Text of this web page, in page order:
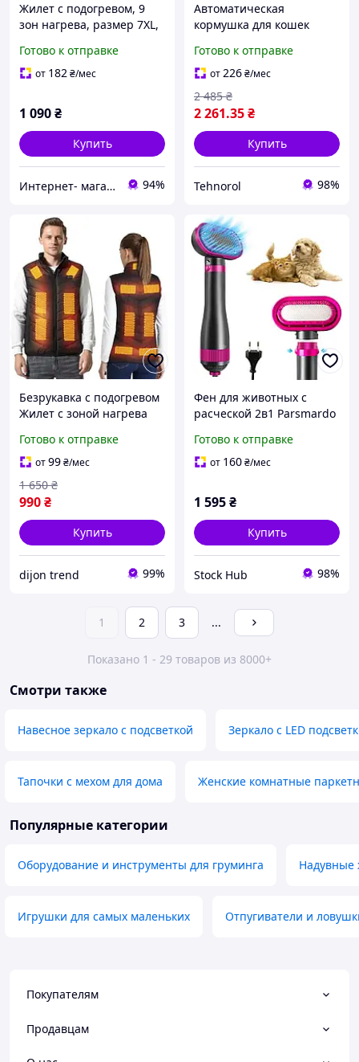
Жилет с подогревом, 9
зон нагрева, размер 7XL,
туризма, рыбалки,
отдыха.
Готово к отправке
от 182₴/мес
1 090₴
Купить
Интернет- магазин "Fortuna" 94%
Автоматическая
кормушка для кошек
корма для домашних
животных с таймером
Готово к отправке
от226₴/мес
2 261.35₴
2 485 ₴
Купить
Tehnorol 98%
Безрукавка с подогревом
Жилет с зоной нагрева
теплый с usb электро
подогревом
Готово к отправке
от99₴/мес
990₴
1 650 ₴
Купить
dijon trend 99%
Фен для животных с
расческой 2в1 Parsmardo
шерстью домашних
питомцев
Готово к отправке
от 160₴/мес
1 595₴
Купить
Stock Hub 98%
1 2 3 ...
Показано 1 - 29 товаров из 8000+
Смотри также
Навесное зеркало с подсветкой Зеркало с LED
Тапочки с мехом для дома Женские комнатные
Популярные категории
Оборудование и инструменты для груминга Надувные
Игрушки для самых маленьких Отпугиватели и
Покупателям
Продавцам